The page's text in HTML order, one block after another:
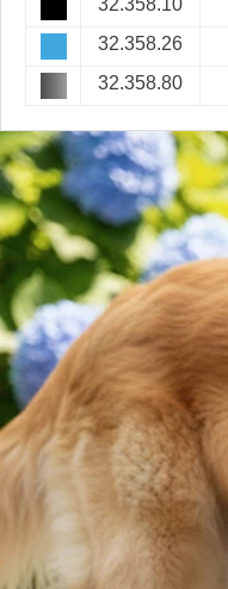
32.358.10
32.358.26
32.358.80